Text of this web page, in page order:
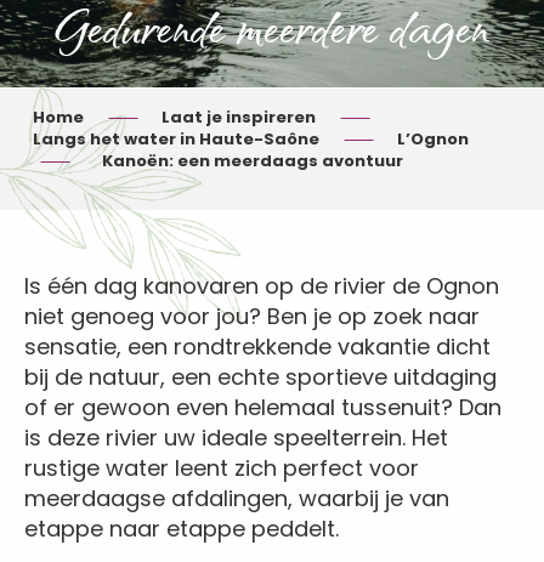
Gedurende meerdere dagen
Home
Laat je inspireren
Langs het water in Haute-Saône
L’Ognon
Kanoën: een meerdaags avontuur
Is één dag kanovaren op de rivier de Ognon
niet genoeg voor jou? Ben je op zoek naar
sensatie, een rondtrekkende vakantie dicht
bij de natuur, een echte sportieve uitdaging
of er gewoon even helemaal tussenuit? Dan
is deze rivier uw ideale speelterrein. Het
rustige water leent zich perfect voor
meerdaagse afdalingen, waarbij je van
etappe naar etappe peddelt.